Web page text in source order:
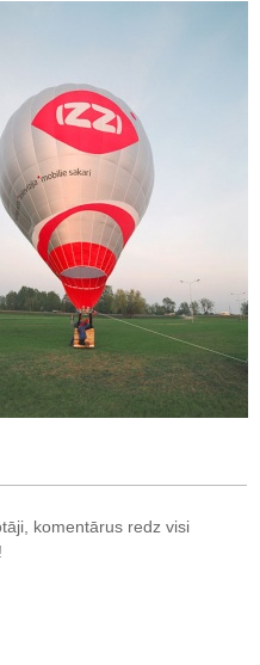
komentārus redz visi